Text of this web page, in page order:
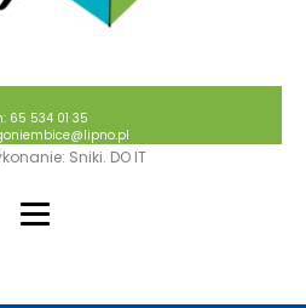
65 534 01 35
Sniki. DO IT